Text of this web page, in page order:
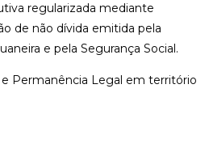
regularizada mediante
de não dívida emitida pela
e pela Segurança Social.
Permanência Legal em território